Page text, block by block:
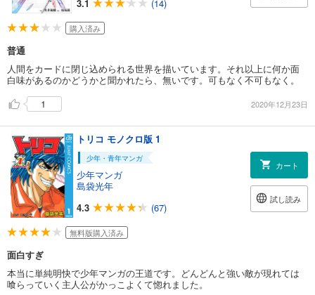
3.1
(14)
購入済み
普通
人間をカードに閉じ込められる世界を描いています。それ以上に何か面
白味があるのかどうかと聞かれたら、無いです。可もなく不可もなく。
1
2020年12月23日
トリコ モノクロ版 1
少年・青年マンガ
少年マンガ
島袋光年
4.3
(67)
カート
試し読み
無料版購入済み
面白すぎ
本当に単純明快で少年マンガの王道です。どんどんと強い敵が現れては
喰らっていく主人公がかっこよくて惚れました。